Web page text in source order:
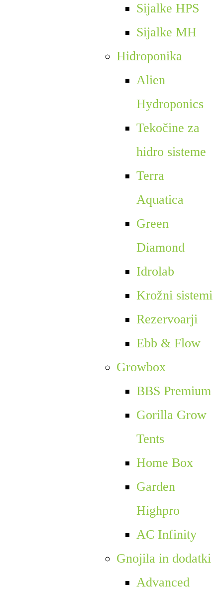
Sijalke HPS
Sijalke MH
Hidroponika
Alien
Hydroponics
Tekočine za
hidro sisteme
Terra
Aquatica
Green
Diamond
Idrolab
Krožni sistemi
Rezervoarji
Ebb & Flow
Growbox
BBS Premium
Gorilla Grow
Tents
Home Box
Garden
Highpro
AC Infinity
Gnojila in dodatki
Advanced